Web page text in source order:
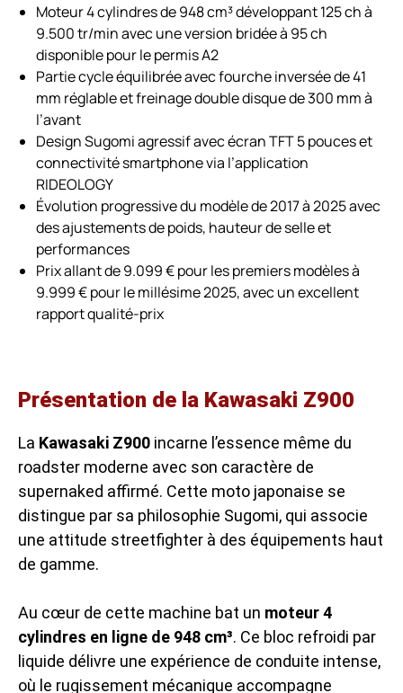
Moteur 4 cylindres de 948 cm³ développant 125 ch à
9.500 tr/min avec une version bridée à 95 ch
disponible pour le permis A2
Partie cycle équilibrée avec fourche inversée de 41
mm réglable et freinage double disque de 300 mm à
l’avant
Design Sugomi agressif avec écran TFT 5 pouces et
connectivité smartphone via l’application
RIDEOLOGY
Évolution progressive du modèle de 2017 à 2025 avec
des ajustements de poids, hauteur de selle et
performances
Prix allant de 9.099 € pour les premiers modèles à
9.999 € pour le millésime 2025, avec un excellent
rapport qualité-prix
Présentation de la Kawasaki Z900
La Kawasaki Z900 incarne l’essence même du
roadster moderne avec son caractère de
supernaked affirmé. Cette moto japonaise se
distingue par sa philosophie Sugomi, qui associe
une attitude streetfighter à des équipements haut
de gamme.
Au cœur de cette machine bat un moteur 4
cylindres en ligne de 948 cm³. Ce bloc refroidi par
liquide délivre une expérience de conduite intense,
où le rugissement mécanique accompagne